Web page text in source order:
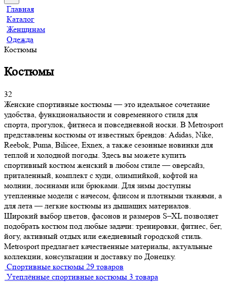
Главная
Каталог
Женщинам
Одежда
Костюмы
Костюмы
32
Женские спортивные костюмы — это идеальное сочетание
удобства, функциональности и современного стиля для
спорта, прогулок, фитнеса и повседневной носки. В Metrosport
представлены костюмы от известных брендов: Adidas, Nike,
Reebok, Puma, Bilicee, Exnex, а также сезонные новинки для
теплой и холодной погоды. Здесь вы можете купить
спортивный костюм женский в любом стиле — оверсайз,
приталенный, комплект с худи, олимпийкой, кофтой на
молнии, лосинами или брюками. Для зимы доступны
утепленные модели с начесом, флисом и плотными тканями, а
для лета — легкие костюмы из дышащих материалов.
Широкий выбор цветов, фасонов и размеров S–XL позволяет
подобрать костюм под любые задачи: тренировки, фитнес, бег,
йогу, активный отдых или ежедневный городской стиль.
Metrosport предлагает качественные материалы, актуальные
коллекции, консультации и доставку по Донецку.
Спортивные костюмы 29 товаров
Утеплённые спортивные костюмы 3 товара